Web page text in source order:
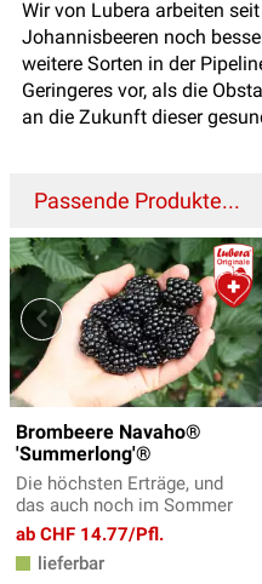
Wir von Lubera arbeiten
Johannisbeeren noch
weitere Sorten in der
Geringeres vor, als die
an die Zukunft dieser
Passende Produkte...
Brombeere Navaho®
'Summerlong'®
Die höchsten Erträge, und
das auch noch im Sommer
ab CHF 14.77/Pfl.
lieferbar